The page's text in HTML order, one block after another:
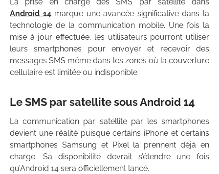
Android 14marque une avancée significative dans la
technologie de la communication mobile. Une fois la
mise à jour effectuée, les utilisateurs pourront utiliser
leurs smartphones pour envoyer et recevoir des
messages SMS même dans les zones où la couverture
cellulaire est limitée ou indisponible.
Le SMS par satellite sous Android 14
La communication par satellite par les smartphones
devient une réalité puisque certains iPhone et certains
smartphones Samsung et Pixel la prennent déjà en
charge. Sa disponibilité devrait s’étendre une fois
qu’Android 14 sera officiellement lancé.